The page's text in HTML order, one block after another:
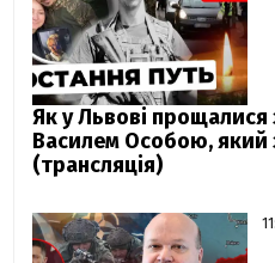
Як у Львові прощалися
Василем Особою, який
(трансляція)